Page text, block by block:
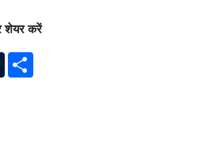
शेयर करें
T